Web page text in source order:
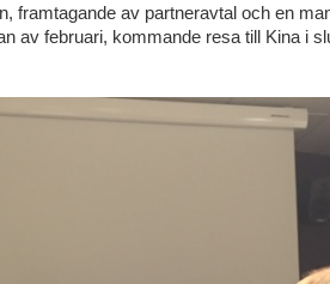
framtagande av partneravtal och en
av februari, kommande resa till Kina i